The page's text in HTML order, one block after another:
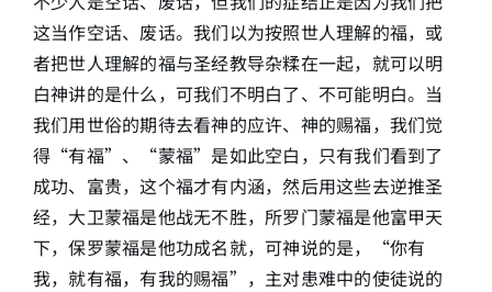
这当作空话、废话。我们以为按照世人理解的福，或
者把世人理解的福与圣经教导杂糅在一起，就可以明
白神讲的是什么，可我们不明白了、不可能明白。当
我们用世俗的期待去看神的应许、神的赐福，我们觉
得“有福”、“蒙福”是如此空白，只有我们看到了
成功、富贵，这个福才有内涵，然后用这些去逆推圣
经，大卫蒙福是他战无不胜，所罗门蒙福是他富甲天
下，保罗蒙福是他功成名就，可神说的是，“你有
我，就有福，有我的赐福”，主对患难中的使徒说的